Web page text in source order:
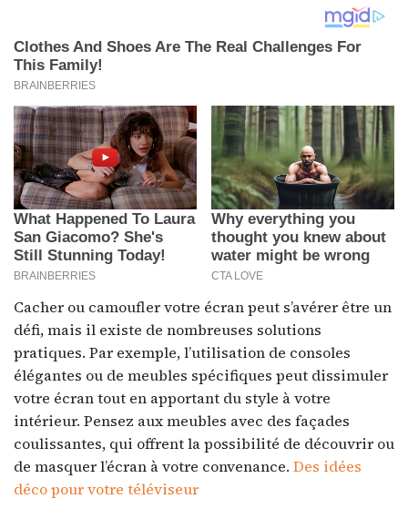
Cacher ou camoufler votre écran peut s’avérer être un
défi, mais il existe de nombreuses solutions
pratiques. Par exemple, l’utilisation de consoles
élégantes ou de meubles spécifiques peut dissimuler
votre écran tout en apportant du style à votre
intérieur. Pensez aux meubles avec des façades
coulissantes, qui offrent la possibilité de découvrir ou
de masquer l’écran à votre convenance. Des idées
déco pour votre téléviseur